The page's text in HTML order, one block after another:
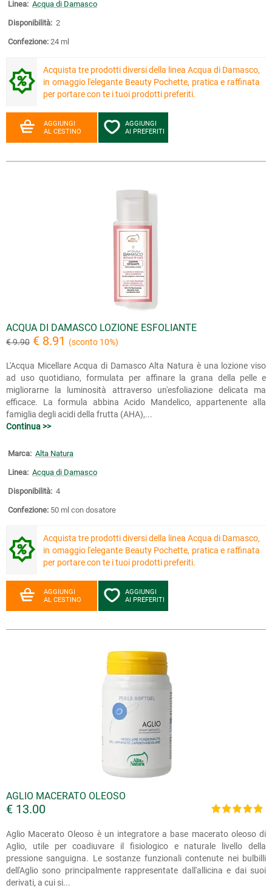
Linea: Acqua di Damasco
Disponibilità: 2
Confezione: 24 ml
Acquista tre prodotti diversi della linea Acqua di Damasco,
in omaggio l'elegante Beauty Pochette, pratica e raffinata
per portare con te i tuoi prodotti preferiti.
AGGIUNGI
AL CESTINO
AGGIUNGI
AI PREFERITI
ACQUA DI DAMASCO LOZIONE ESFOLIANTE
€ 9.90 € 8.91 (sconto 10%)
L'Acqua Micellare Acqua di Damasco Alta Natura è una lozione viso
ad uso quotidiano, formulata per affinare la grana della pelle e
migliorarne la luminosità attraverso un'esfoliazione delicata ma
efficace. La formula abbina Acido Mandelico, appartenente alla
famiglia degli acidi della frutta (AHA),...
Continua >>
Marca: Alta Natura
Linea: Acqua di Damasco
Disponibilità: 4
Confezione: 50 ml con dosatore
Acquista tre prodotti diversi della linea Acqua di Damasco,
in omaggio l'elegante Beauty Pochette, pratica e raffinata
per portare con te i tuoi prodotti preferiti.
AGGIUNGI
AL CESTINO
AGGIUNGI
AI PREFERITI
AGLIO MACERATO OLEOSO
€ 13.00
Aglio Macerato Oleoso è un integratore a base macerato oleoso di
Aglio, utile per coadiuvare il fisiologico e naturale livello della
pressione sanguigna. Le sostanze funzionali contenute nei bulbilli
dell'Aglio sono principalmente rappresentate dall'allicina e dai suoi
derivati, a cui si...